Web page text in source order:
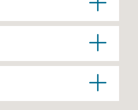
器）建構，而故障領